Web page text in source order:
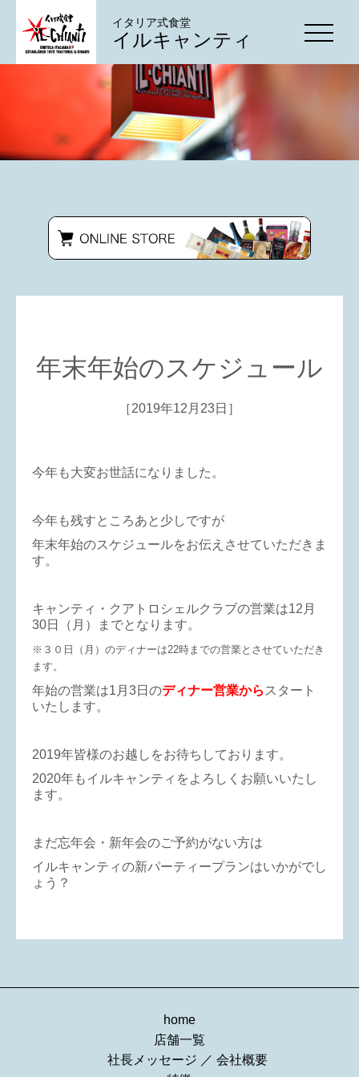
イタリア式食堂
イルキャンティ
年末年始のスケジュール
［2019年12月23日］
今年も大変お世話になりました。
今年も残すところあと少しですが
年末年始のスケジュールをお伝えさせていただきま
す。
キャンティ・クアトロシェルクラブの営業は12月
30日（月）までとなります。
※３０日（月）のディナーは22時までの営業とさせていただき
ます。
年始の営業は1月3日のディナー営業から スタート
いたします。
2019年皆様のお越しをお待ちしております。
2020年もイルキャンティをよろしくお願いいたし
ます。
まだ忘年会・新年会のご予約がない方は
イルキャンティの新パーティープランはいかがでし
ょう？
home
店舗一覧
社長メッセージ ／ 会社概要